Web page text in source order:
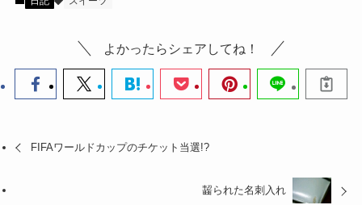
よかったらシェアしてね！
FIFAワールドカップのチケット当選!?
齧られた名刺入れ